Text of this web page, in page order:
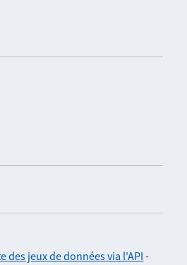
des jeux de données via l'API -